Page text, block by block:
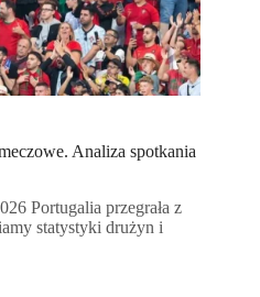
Analiza spotkania
Portugalia przegrała z
statystyki drużyn i